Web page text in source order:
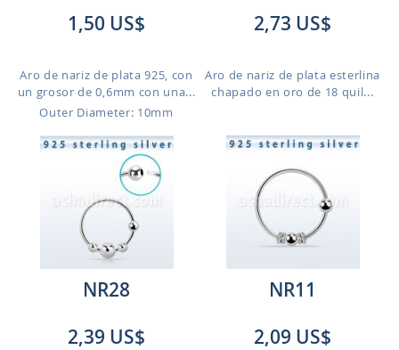
1,50 US$
Aro de nariz de plata 925, con
un grosor de 0,6mm con una...
Outer Diameter: 10mm
2,73 US$
Aro de nariz de plata esterlina
chapado en oro de 18 quil...
NR28
2,39 US$
NR11
2,09 US$